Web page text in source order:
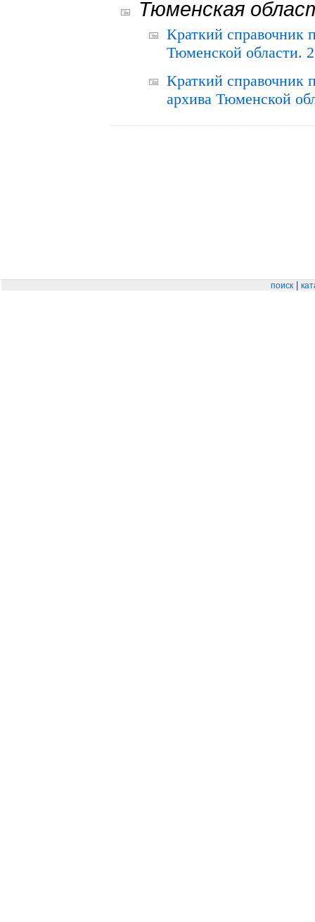
Тюменская
Краткий справочник
Тюменской области.
Краткий справочник
архива Тюменской
поиск